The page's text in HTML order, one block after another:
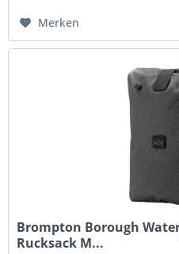
Merken
Brompton Borough
Rucksack M...